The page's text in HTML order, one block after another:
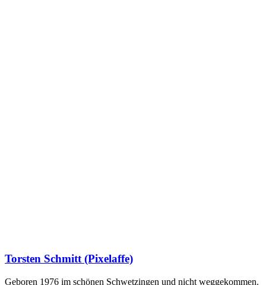
Torsten Schmitt (Pixelaffe)
Geboren 1976 im schönen Schwetzingen und nicht weggekommen.